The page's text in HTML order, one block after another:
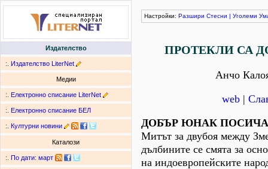
Издателство
:. Издателство LiterNet
Медии
:. Електронно списание LiterNet
:. Електронно списание БЕЛ
:. Културни новини
Каталози
:. По дати: март
Настройки: Разшири Стесни | Уголеми
ПРОТЕКЛИ СА
Анчо
web |
ДОБЪР ЮНАК
Митът за двубоя между
дълбините се смята за
на индоевропейските